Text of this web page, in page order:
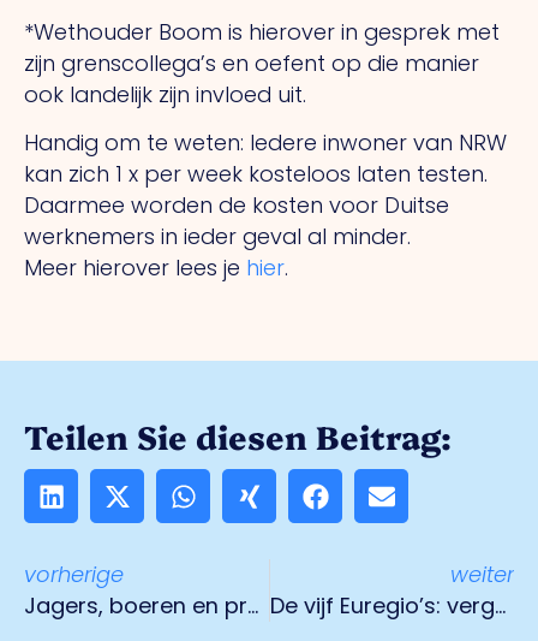
*Wethouder Boom is hierover in gesprek met
zijn grenscollega’s en oefent op die manier
ook landelijk zijn invloed uit.
Handig om te weten: Iedere inwoner van NRW
kan zich 1 x per week kosteloos laten testen.
Daarmee worden de kosten voor Duitse
werknemers in ieder geval al minder.
Meer hierover lees je hier.
Teilen Sie diesen Beitrag:
vorherige
Jagers, boeren en provincie Limburg zaaien 115 hectare in met speciaal zaadmengsel
weiter
De vijf Euregio’s: vergoed testkosten voor grenspendelaars